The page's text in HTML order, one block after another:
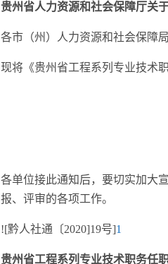
贵州省人力资源和社会保障厅关
各市（州）人力资源和社会保障
现将《贵州省工程系列专业技术
各单位接此通知后，要切实加大
报、评审的各项工作。
![黔人社通〔2020]19号]1
贵州省工程系列专业技术职务任